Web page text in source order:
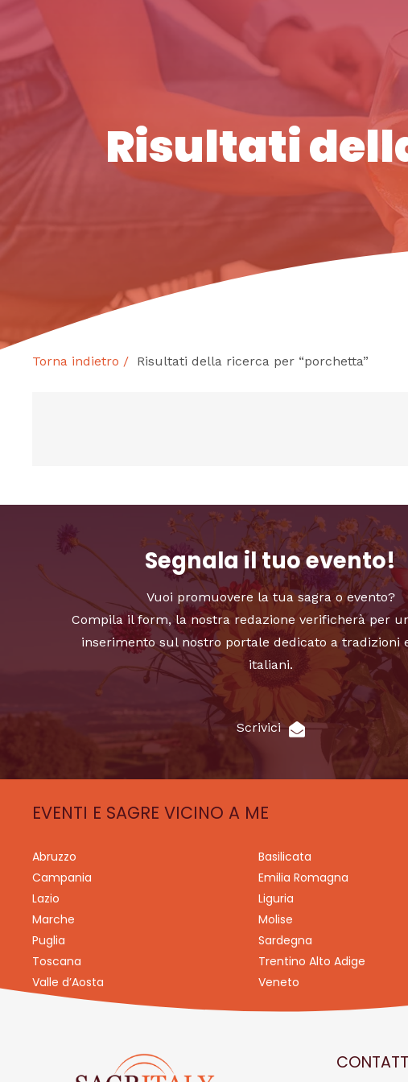
Risultati
Torna indietro / Risultati della ricerca per “porchetta”
Segnala il tuo evento!
Vuoi promuovere la tua sagra o evento?
Compila il form, la nostra redazione verificherà per
inserimento sul nostro portale dedicato a tradizioni
italiani.
Scrivici
EVENTI E SAGRE VICINO A ME
Abruzzo Basilicata
Campania
Emilia Romagna
Lazio
Liguria
Marche
Molise
Puglia
Sardegna
Toscana
Trentino Alto Adige
Valle d’Aosta
Veneto